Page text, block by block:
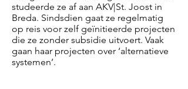
studeerde ze af aan AKV|St. Joost in
Breda. Sindsdien gaat ze regelmatig
op reis voor zelf geïnitieerde projecten
die ze zonder subsidie uitvoert. Vaak
gaan haar projecten over ‘alternatieve
systemen’.